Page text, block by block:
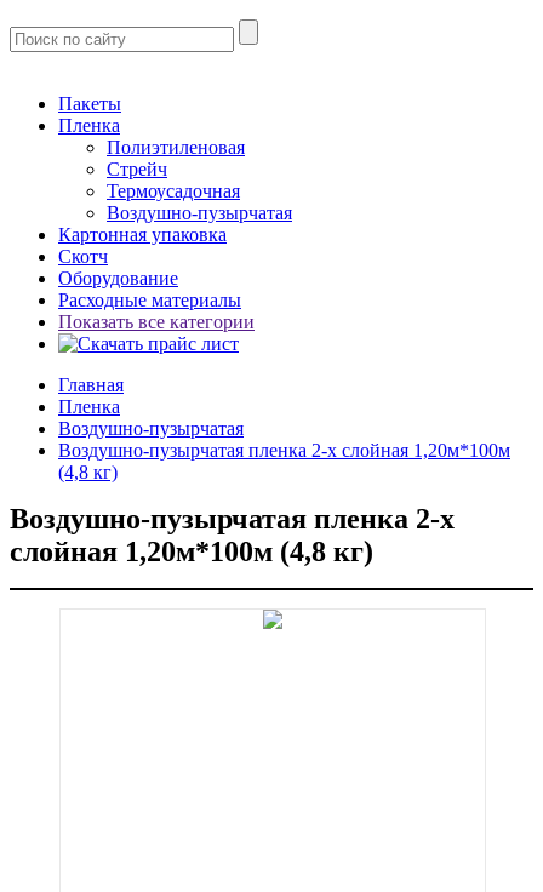
Пакеты
Пленка
Полиэтиленовая
Стрейч
Термоусадочная
Воздушно-пузырчатая
Картонная упаковка
Скотч
Оборудование
Расходные материалы
Показать все категории
Главная
Пленка
Воздушно-пузырчатая
Воздушно-пузырчатая пленка 2-х слойная 1,20м*100м
(4,8 кг)
Воздушно-пузырчатая пленка 2-х
слойная 1,20м*100м (4,8 кг)